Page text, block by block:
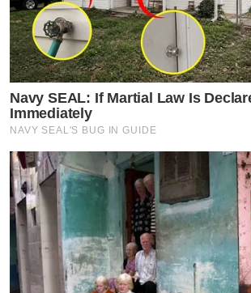
Navy SEAL: If Martial Law Is
Immediately
NAVY SEAL'S BUG IN GUIDE